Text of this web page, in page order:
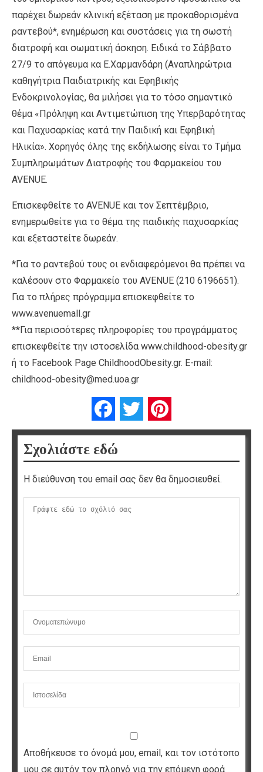
παρέχει δωρεάν κλινική εξέταση με προκαθορισμένα
ραντεβού*, ενημέρωση και συστάσεις για τη σωστή
διατροφή και σωματική άσκηση. Ειδικά το Σάββατο
27/9 το απόγευμα κα Ε.Χαρμανδάρη (Αναπληρώτρια
καθηγήτρια Παιδιατρικής και Εφηβικής
Ενδοκρινολογίας, θα μιλήσει για το τόσο σημαντικό
θέμα «Πρόληψη και Αντιμετώπιση της Υπερβαρότητας
και Παχυσαρκίας κατά την Παιδική και Εφηβική
Ηλικία». Χορηγός όλης της εκδήλωσης είναι το Τμήμα
Συμπληρωμάτων Διατροφής του Φαρμακείου του
AVENUE.
Επισκεφθείτε το AVENUE και τον Σεπτέμβριο,
ενημερωθείτε για το θέμα της παιδικής παχυσαρκίας
και εξεταστείτε δωρεάν.
*Για το ραντεβού τους οι ενδιαφερόμενοι θα πρέπει να
καλέσουν στο Φαρμακείο του AVENUE (210 6196651).
Για το πλήρες πρόγραμμα επισκεφθείτε το
www.avenuemall.gr
**Για περισσότερες πληροφορίες του προγράμματος
επισκεφθείτε την ιστοσελίδα www.childhood-obesity.gr
ή το Facebook Page ChildhoodObesity.gr. E-mail:
childhood-obesity@med.uoa.gr
FacebookTwitter
Σχολιάστε εδώ
Η διεύθυνση του email σας δεν θα δημοσιευθεί.
Αποθήκευσε το όνομά μου, email, και τον ιστότοπο
μου σε αυτόν τον πλοηγό για την επόμενη φορά